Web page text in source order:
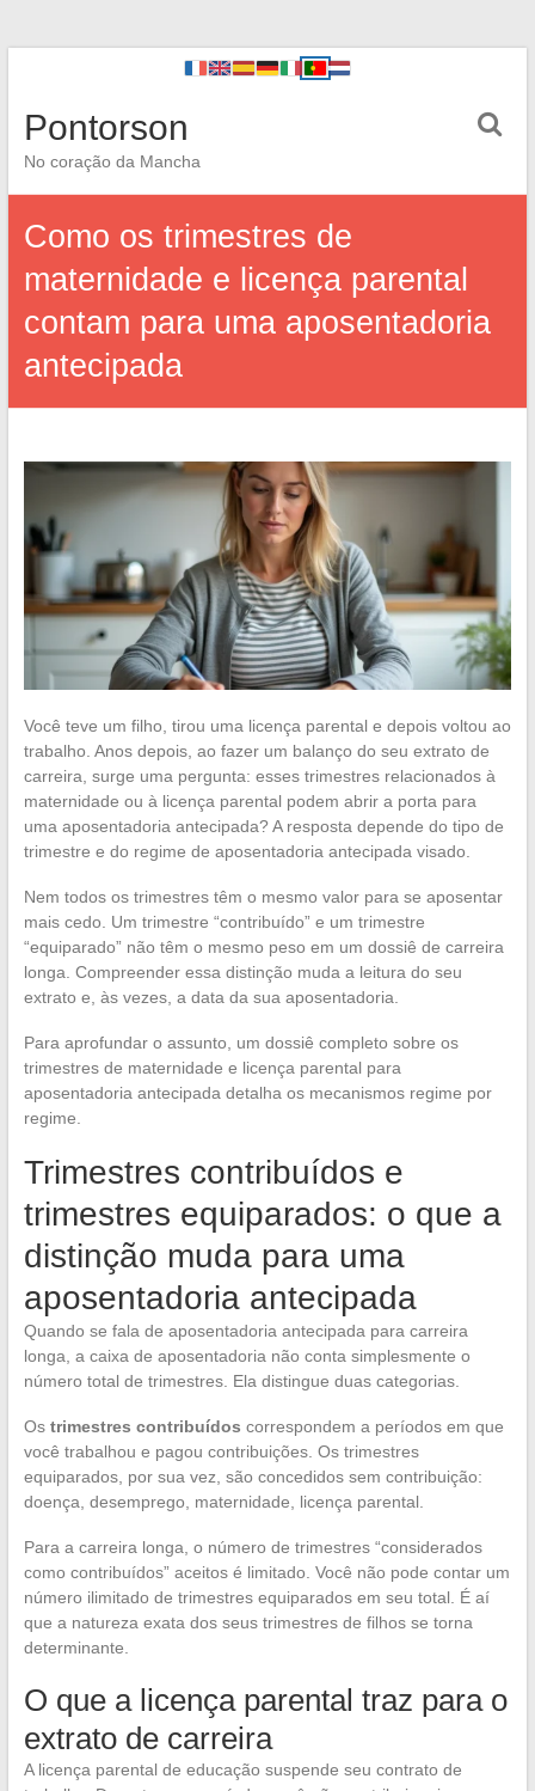
Pontorson
No coração da Mancha
Como os trimestres de
maternidade e licença parental
contam para uma aposentadoria
antecipada
Você teve um filho, tirou uma licença parental e depois voltou ao
trabalho. Anos depois, ao fazer um balanço do seu extrato de
carreira, surge uma pergunta: esses trimestres relacionados à
maternidade ou à licença parental podem abrir a porta para
uma aposentadoria antecipada? A resposta depende do tipo de
trimestre e do regime de aposentadoria antecipada visado.
Nem todos os trimestres têm o mesmo valor para se aposentar
mais cedo. Um trimestre “contribuído” e um trimestre
“equiparado” não têm o mesmo peso em um dossiê de carreira
longa. Compreender essa distinção muda a leitura do seu
extrato e, às vezes, a data da sua aposentadoria.
Para aprofundar o assunto, um dossiê completo sobre os
trimestres de maternidade e licença parental para
aposentadoria antecipada detalha os mecanismos regime por
regime.
Trimestres contribuídos e
trimestres equiparados: o que a
distinção muda para uma
aposentadoria antecipada
Quando se fala de aposentadoria antecipada para carreira
longa, a caixa de aposentadoria não conta simplesmente o
número total de trimestres. Ela distingue duas categorias.
Os trimestres contribuídos correspondem a períodos em que
você trabalhou e pagou contribuições. Os trimestres
equiparados, por sua vez, são concedidos sem contribuição:
doença, desemprego, maternidade, licença parental.
Para a carreira longa, o número de trimestres “considerados
como contribuídos” aceitos é limitado. Você não pode contar um
número ilimitado de trimestres equiparados em seu total. É aí
que a natureza exata dos seus trimestres de filhos se torna
determinante.
O que a licença parental traz para o
extrato de carreira
A licença parental de educação suspende seu contrato de